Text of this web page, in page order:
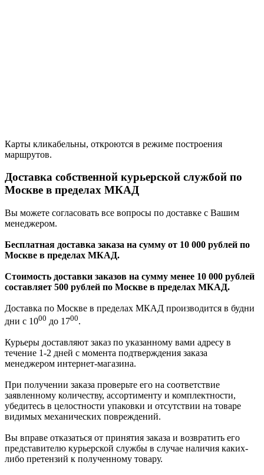
Карты кликабельны, откроются в режиме построения
маршрутов.
Доставка собственной курьерской службой по
Москве в пределах МКАД
Вы можете согласовать все вопросы по доставке с Вашим
менеджером.
Бесплатная доставка заказа на сумму от 10 000 рублей по
Москве в пределах МКАД.
Стоимость доставки заказов на сумму менее 10 000 рублей
составляет 500 рублей по Москве в пределах МКАД.
Доставка по Москве в пределах МКАД производится в будни
дни с 1000 до 1700.
Курьеры доставляют заказ по указанному вами адресу в
течение 1-2 дней с момента подтверждения заказа
менеджером интернет-магазина.
При получении заказа проверьте его на соответствие
заявленному количеству, ассортименту и комплектности,
убедитесь в целостности упаковки и отсутствии на товаре
видимых механических повреждений.
Вы вправе отказаться от принятия заказа и возвратить его
представителю курьерской службы в случае наличия каких-
либо претензий к полученному товару.